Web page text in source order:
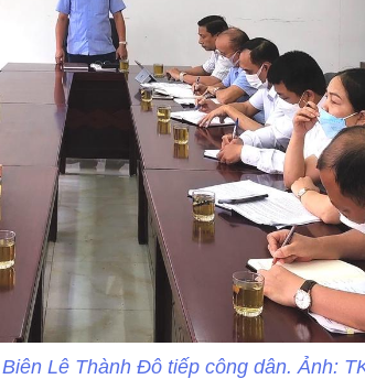
Lê Thành Đô tiếp công dân. Ảnh: